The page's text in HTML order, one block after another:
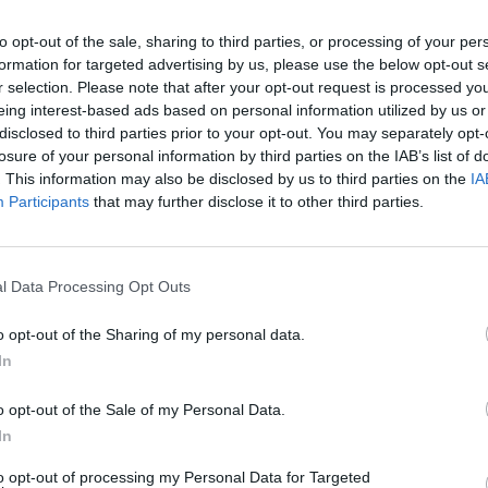
opt-out of the sale, sharing to third parties, or processing of your
for targeted advertising by us, please use the below opt-out
selection. Please note that after your opt-out request is processed
interest-based ads based on personal information utilized by us
to third parties prior to your opt-out. You may separately
of your personal information by third parties on the IAB’s list of
This information may also be disclosed by us to third parties on the
Participants that may further disclose it to other third parties.
Data Processing Opt Outs
opt-out of the Sharing of my personal data.
opt-out of the Sale of my Personal Data.
opt-out of processing my Personal Data for Targeted
BIGLED HIGH BAY UFO